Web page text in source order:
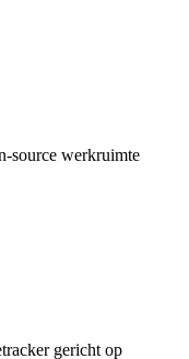
source werkruimte
gericht op